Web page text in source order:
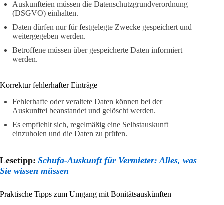
Auskunfteien müssen die Datenschutzgrundverordnung
(DSGVO) einhalten.
Daten dürfen nur für festgelegte Zwecke gespeichert und
weitergegeben werden.
Betroffene müssen über gespeicherte Daten informiert
werden.
Korrektur fehlerhafter Einträge
Fehlerhafte oder veraltete Daten können bei der
Auskunftei beanstandet und gelöscht werden.
Es empfiehlt sich, regelmäßig eine Selbstauskunft
einzuholen und die Daten zu prüfen.
Lesetipp: Schufa-Auskunft für Vermieter: Alles, was
Sie wissen müssen
Praktische Tipps zum Umgang mit Bonitätsauskünften